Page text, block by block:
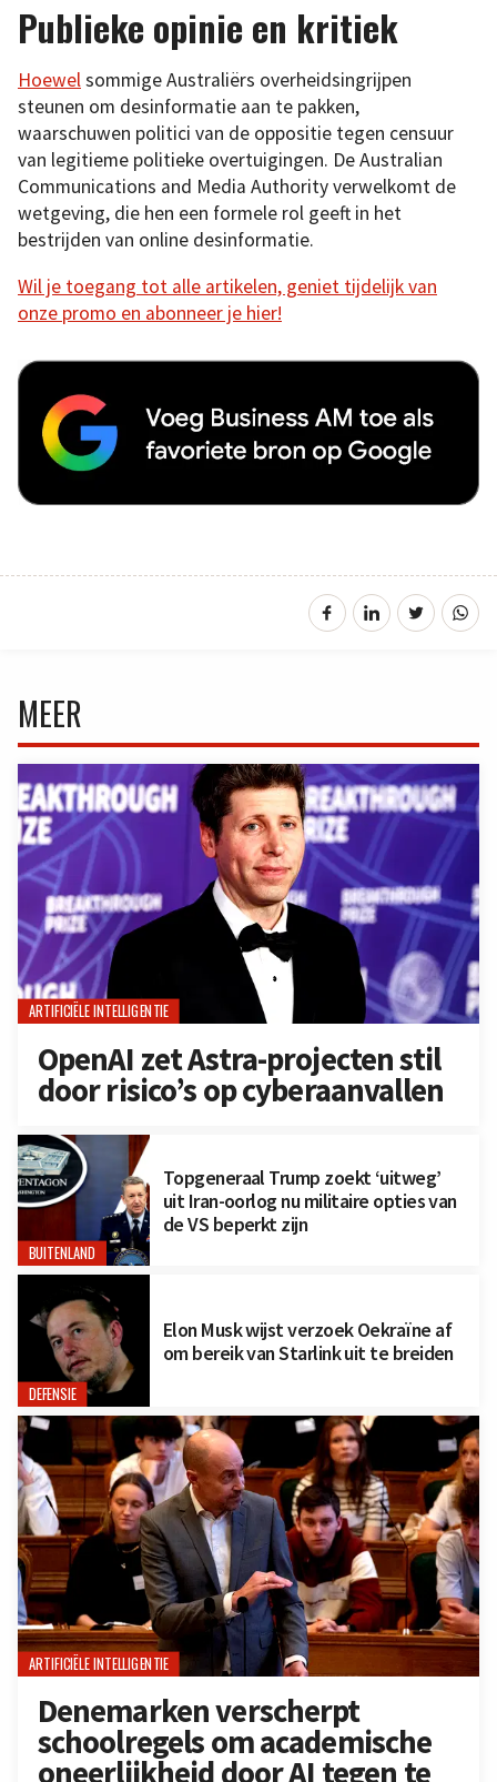
Publieke opinie en kritiek
Hoewelsommige Australiërs overheidsingrijpen
steunen om desinformatie aan te pakken,
waarschuwen politici van de oppositie tegen censuur
van legitieme politieke overtuigingen. De Australian
Communications and Media Authority verwelkomt de
wetgeving, die hen een formele rol geeft in het
bestrijden van online desinformatie.
Wil je toegang tot alle artikelen, geniet tijdelijk van
onze promo en abonneer je hier!
MEER
ARTIFICIËLE INTELLIGENTIE
OpenAI zet Astra-projecten stil
door risico’s op cyberaanvallen
BUITENLAND
Topgeneraal Trump zoekt ‘uitweg’
uit Iran-oorlog nu militaire opties van
de VS beperkt zijn
DEFENSIE
Elon Musk wijst verzoek Oekraïne af
om bereik van Starlink uit te breiden
ARTIFICIËLE INTELLIGENTIE
Denemarken verscherpt
schoolregels om academische
oneerlijkheid door AI tegen te